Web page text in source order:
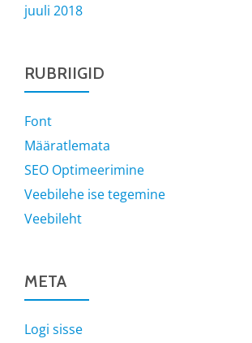
juuli 2018
RUBRIIGID
Font
Määratlemata
SEO Optimeerimine
Veebilehe ise tegemine
Veebileht
META
Logi sisse